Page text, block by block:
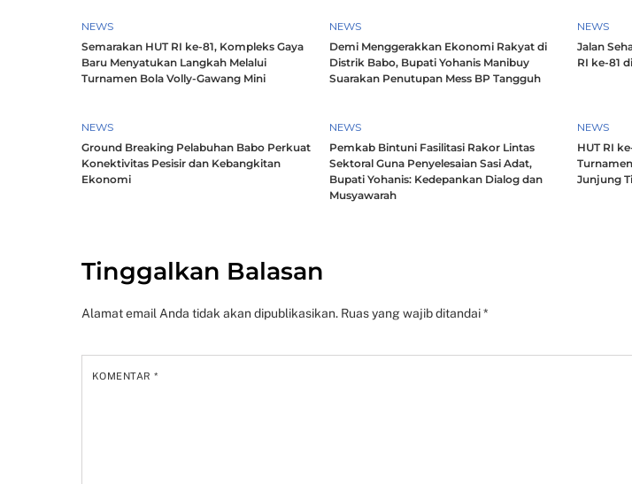
NEWS
Semarakan HUT RI ke-81, Kompleks Gaya
Baru Menyatukan Langkah Melalui
Turnamen Bola Volly-Gawang Mini
NEWS
Demi Menggerakkan Ekonomi Rakyat di
Distrik Babo, Bupati Yohanis Manibuy
Suarakan Penutupan Mess BP Tangguh
NEWS
Jalan
RI ke-81
NEWS
Ground Breaking Pelabuhan Babo Perkuat
Konektivitas Pesisir dan Kebangkitan
Ekonomi
NEWS
Pemkab Bintuni Fasilitasi Rakor Lintas
Sektoral Guna Penyelesaian Sasi Adat,
Bupati Yohanis: Kedepankan Dialog dan
Musyawarah
NEWS
HUT RI
Junjung
Tinggalkan Balasan
Alamat email Anda tidak akan dipublikasikan. Ruas yang wajib ditandai*
KOMENTAR*